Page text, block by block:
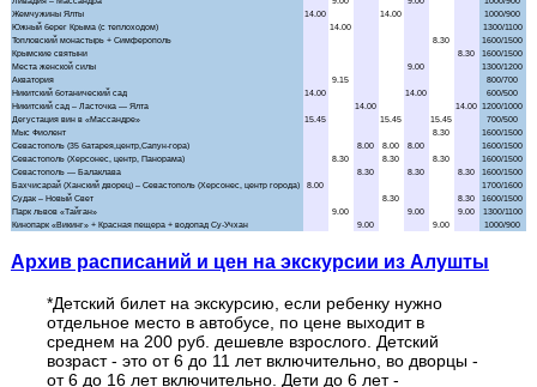
Балаклава "Затерянный мир"
Бахчисарай + Чуфут-Кале
Большой каньон Крыма
Волшебный ЮБК +теплоход
Долина привидений
Заповедник и Беседка ветров
Дата
Маршрут / Дни недели
Архив расписаний и цен на экскурсии из Алушты
*Детский билет на экскурсию, если ребенку нужно
отдельное место в автобусе, по цене выходит в
среднем на 200 руб. дешевле взрослого. Детский
возраст - это от 6 до 11 лет включительно, во дворцы -
от 6 до 16 лет включительно. Дети до 6 лет -